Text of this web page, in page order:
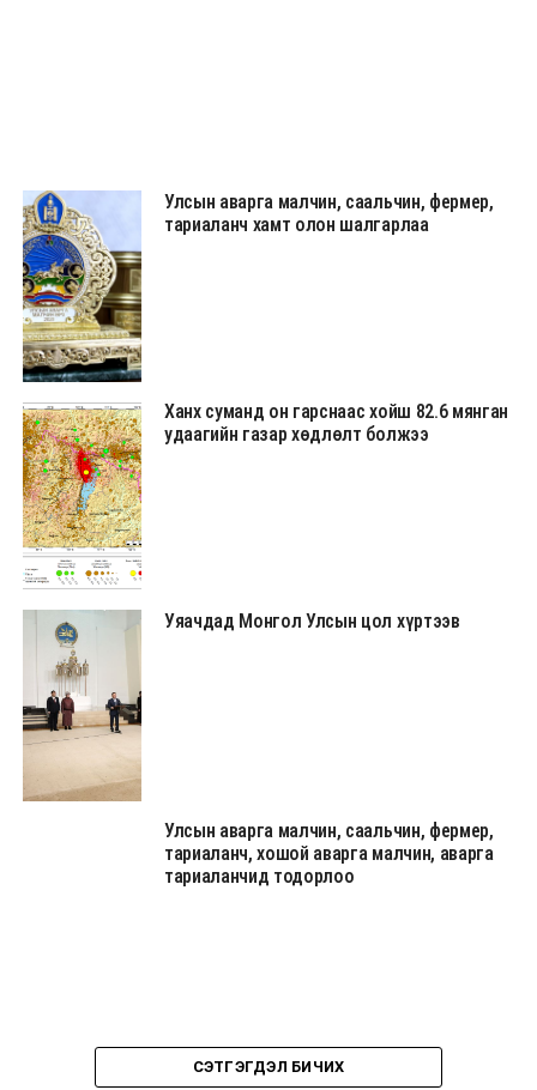
Улсын аварга малчин, саальчин, фермер,
тариаланч хамт олон шалгарлаа
Ханх суманд он гарснаас хойш 82.6 мянган
удаагийн газар хөдлөлт болжээ
Уяачдад Монгол Улсын цол хүртээв
Улсын аварга малчин, саальчин, фермер,
тариаланч, хошой аварга малчин, аварга
тариаланчид тодорлоо
СЭТГЭГДЭЛ БИЧИХ